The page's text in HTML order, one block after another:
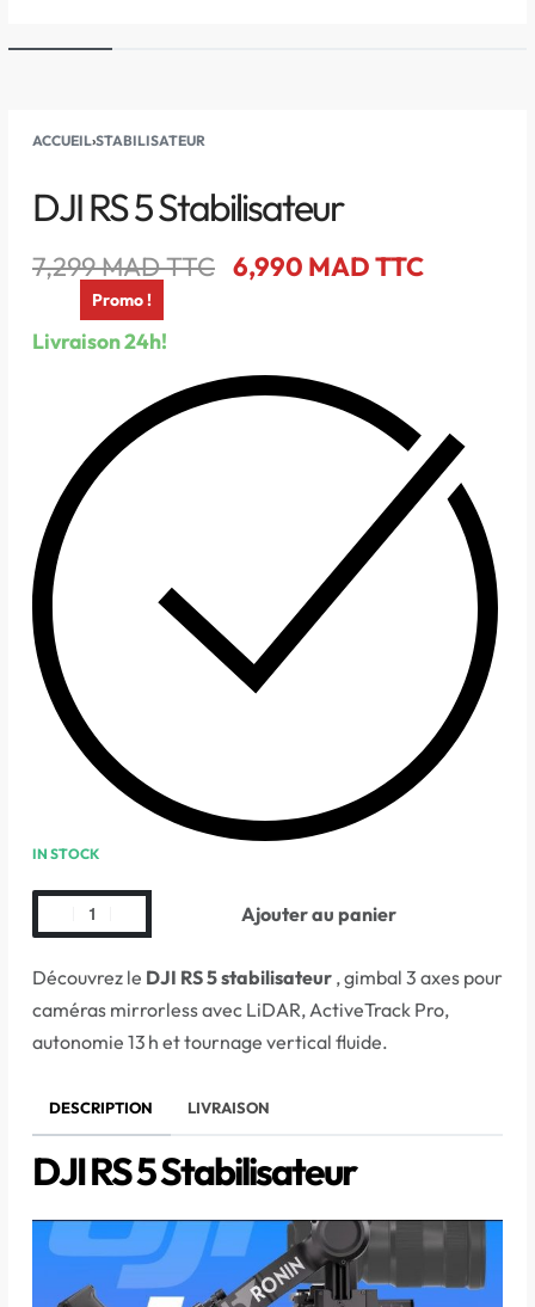
ACCUEIL›STABILISATEUR
DJI RS 5 Stabilisateur
7,299MAD TTC 6,990 MAD TTC
Promo !
Livraison 24h!
IN STOCK
Ajouter au panier
Découvrez le DJI RS 5 stabilisateur , gimbal 3 axes pour
caméras mirrorless avec LiDAR, ActiveTrack Pro,
autonomie 13 h et tournage vertical fluide.
DESCRIPTION LIVRAISON
DJI RS 5 Stabilisateur